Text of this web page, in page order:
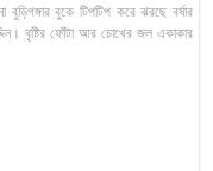
বুকে টিপটিপ করে ঝরছে বর্ষার
বৃষ্টির ফোঁটা আর চোখের জল একাকার